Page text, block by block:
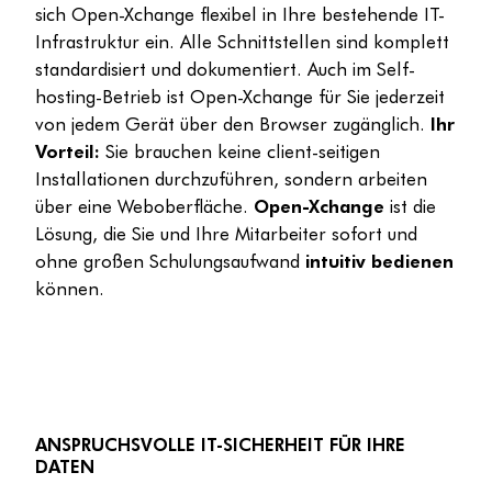
sich Open-Xchange flexibel in Ihre bestehende IT-
Infrastruktur ein. Alle Schnittstellen sind komplett
standardisiert und dokumentiert. Auch im Self-
hosting-Betrieb ist Open-Xchange für Sie jederzeit
von jedem Gerät über den Browser zugänglich. Ihr
Vorteil: Sie brauchen keine client-seitigen
Installationen durchzuführen, sondern arbeiten
über eine Weboberfläche. Open-Xchange ist die
Lösung, die Sie und Ihre Mitarbeiter sofort und
ohne großen Schulungsaufwand intuitiv bedienen
können.
ANSPRUCHSVOLLE IT-SICHERHEIT FÜR IHRE
DATEN